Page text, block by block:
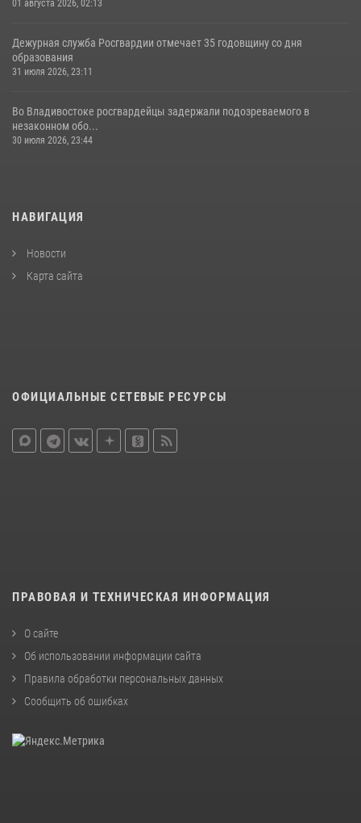
01 августа 2026, 02:13
Дежурная служба Росгвардии отмечает 35 годовщину со дня
образования
31 июля 2026, 23:11
Во Владивостоке росгвардейцы задержали подозреваемого в
незаконном обо...
30 июля 2026, 23:44
НАВИГАЦИЯ
Новости
Карта сайта
ОФИЦИАЛЬНЫЕ СЕТЕВЫЕ РЕСУРСЫ
ПРАВОВАЯ И ТЕХНИЧЕСКАЯ ИНФОРМАЦИЯ
О сайте
Об использовании информации сайта
Правила обработки персональных данных
Сообщить об ошибках